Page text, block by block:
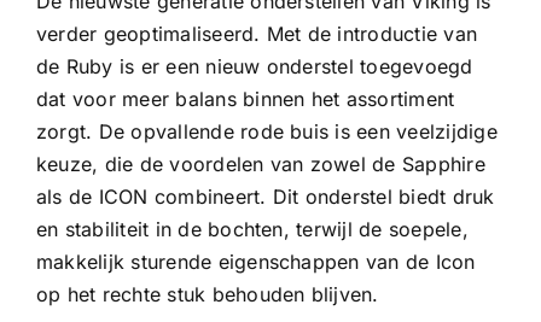
verder geoptimaliseerd. Met de introductie van
de Ruby is er een nieuw onderstel toegevoegd
dat voor meer balans binnen het assortiment
zorgt. De opvallende rode buis is een veelzijdige
keuze, die de voordelen van zowel de Sapphire
als de ICON combineert. Dit onderstel biedt druk
en stabiliteit in de bochten, terwijl de soepele,
makkelijk sturende eigenschappen van de Icon
op het rechte stuk behouden blijven.